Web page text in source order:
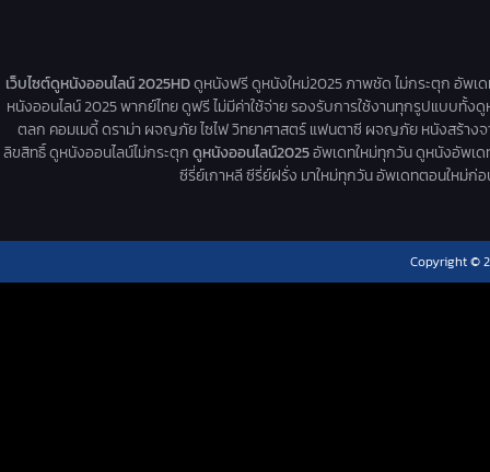
เว็บไซต์ดูหนังออนไลน์ 2025HDดูหนังฟรี ดูหนังใหม่2025 ภาพชัด ไม่กระตุก อัพเ
หนังออนไลน์ 2025 พากย์ไทย ดูฟรี ไม่มีค่าใช้จ่าย รองรับการใช้งานทุกรูปแบบทั้
ตลก คอมเมดี้ ดราม่า ผจญภัย ไซไฟ วิทยาศาสตร์ แฟนตาซี ผจญภัย หนังสร้างจ
ลิขสิทธิ์ ดูหนังออนไลน์ไม่กระตุกดูหนังออนไลน์2025อัพเดทใหม่ทุกวัน ดูหนังอัพเด
ซีรี่ย์เกาหลี ซีรี่ย์ฝรั่ง มาใหม่ทุกวัน อัพเดทตอนใหม่ก่
Copyright ©